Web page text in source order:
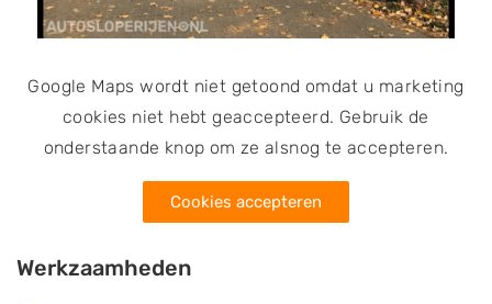
Google Maps wordt niet getoond omdat u marketing
cookies niet hebt geaccepteerd. Gebruik de
onderstaande knop om ze alsnog te accepteren.
Cookies accepteren
Werkzaamheden